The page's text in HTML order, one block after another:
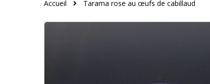
Accueil Tarama rose au œufs de cabillaud
Skip